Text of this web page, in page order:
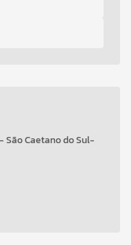
São Caetano do Sul-